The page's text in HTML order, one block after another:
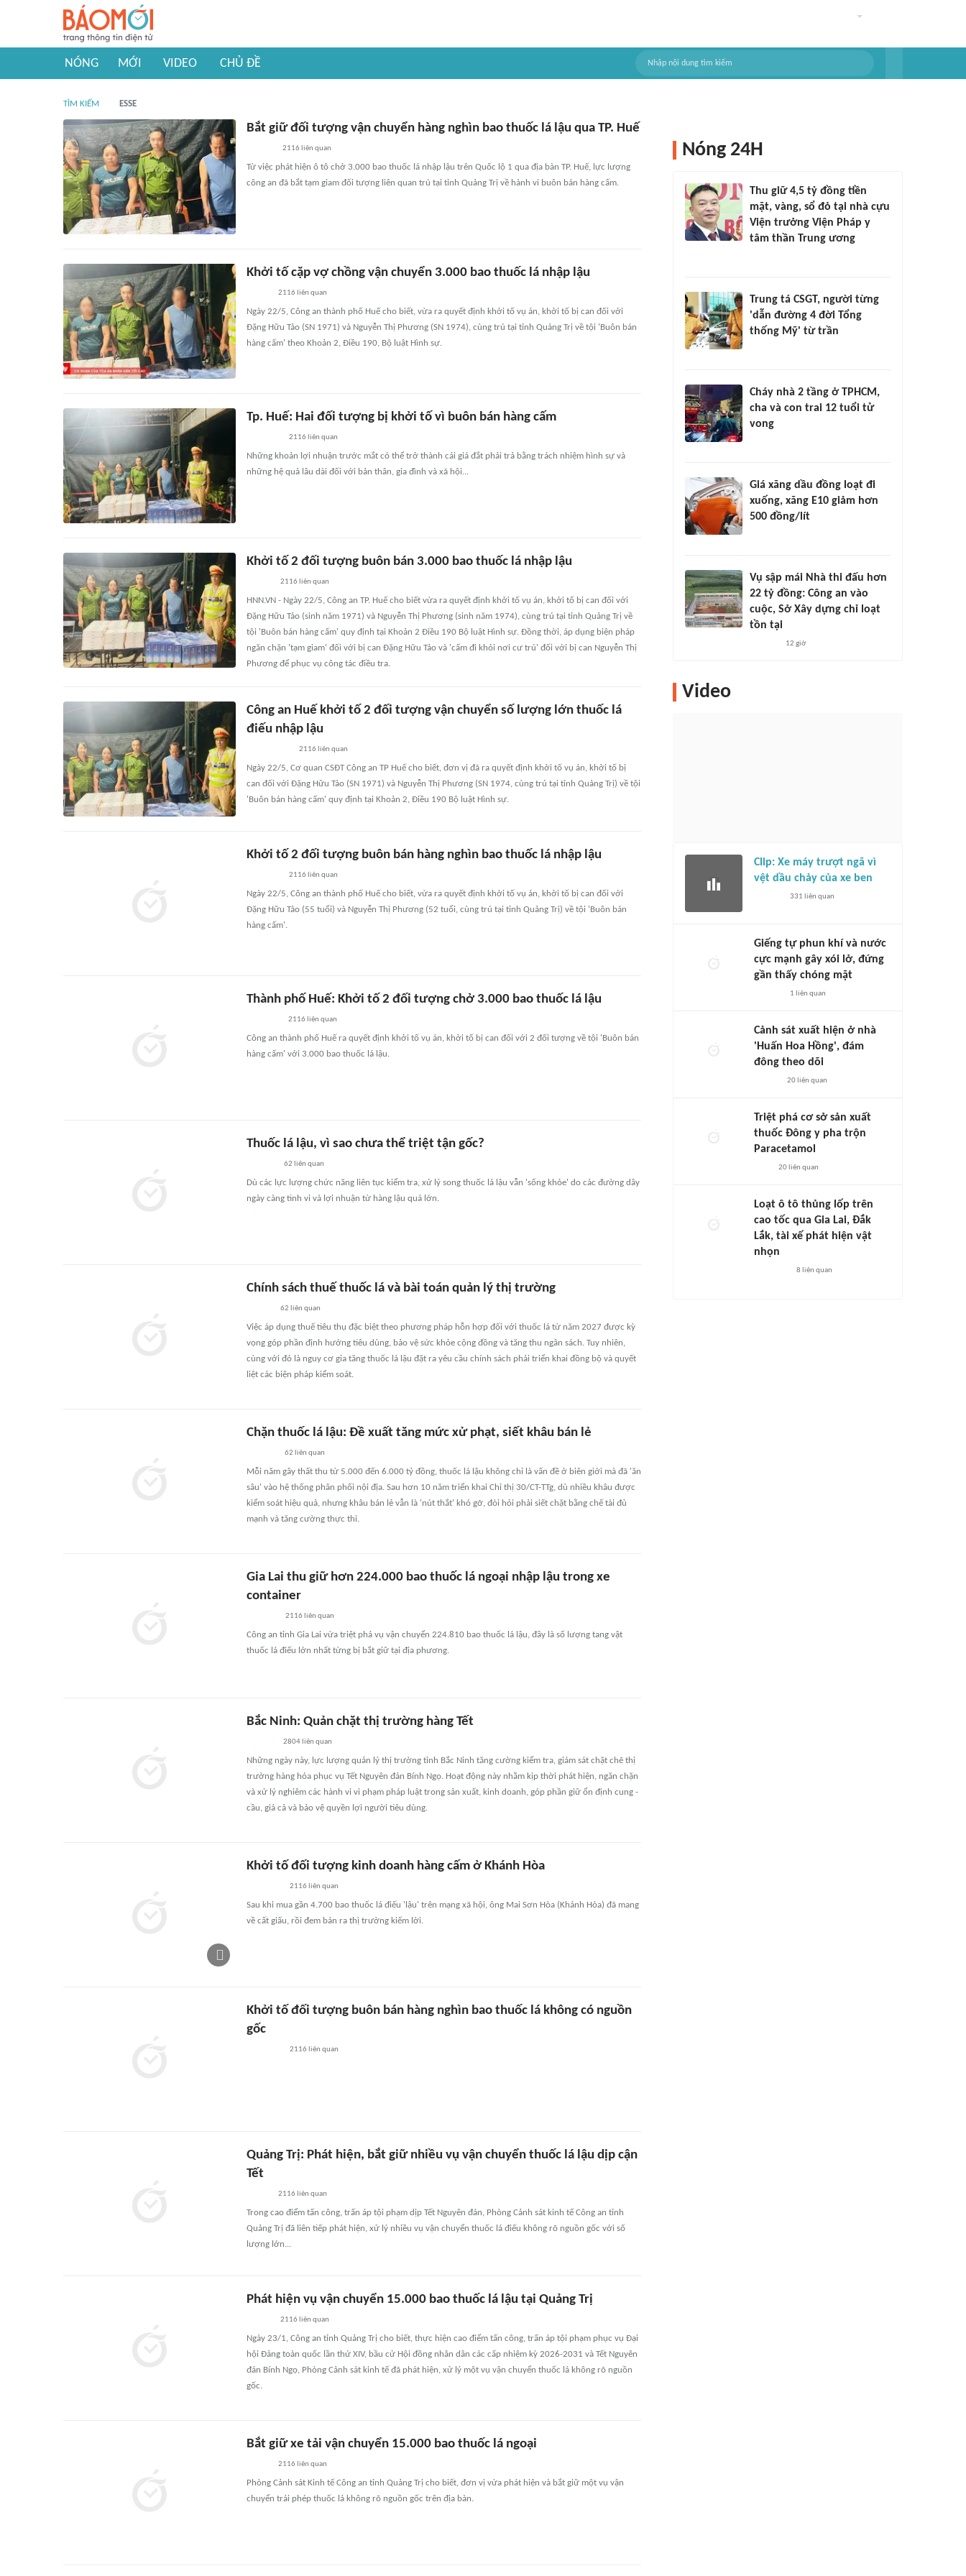
NÓNG MỚI VIDEO CHỦ ĐỀ
TÌM KIẾM ESSE
Bắt giữ đối tượng vận chuyển hàng nghìn bao thuốc lá lậu qua TP. Huế
2116 liên quan
Từ việc phát hiện ô tô chở 3.000 bao thuốc lá nhập lậu trên Quốc lộ 1 qua địa bàn TP. Huế, lực lượng
công an đã bắt tạm giam đối tượng liên quan trú tại tỉnh Quảng Trị về hành vi buôn bán hàng cấm.
Khởi tố cặp vợ chồng vận chuyển 3.000 bao thuốc lá nhập lậu
2116 liên quan
Ngày 22/5, Công an thành phố Huế cho biết, vừa ra quyết định khởi tố vụ án, khởi tố bị can đối với
Đặng Hữu Tảo (SN 1971) và Nguyễn Thị Phương (SN 1974), cùng trú tại tỉnh Quảng Trị về tội 'Buôn bán
hàng cấm' theo Khoản 2, Điều 190, Bộ luật Hình sự.
Tp. Huế: Hai đối tượng bị khởi tố vì buôn bán hàng cấm
2116 liên quan
Những khoản lợi nhuận trước mắt có thể trở thành cái giá đắt phải trả bằng trách nhiệm hình sự và
những hệ quả lâu dài đối với bản thân, gia đình và xã hội...
Khởi tố 2 đối tượng buôn bán 3.000 bao thuốc lá nhập lậu
2116 liên quan
HNN.VN - Ngày 22/5, Công an TP. Huế cho biết vừa ra quyết định khởi tố vụ án, khởi tố bị can đối với
Đặng Hữu Tảo (sinh năm 1971) và Nguyễn Thị Phương (sinh năm 1974), cùng trú tại tỉnh Quảng Trị về
tội 'Buôn bán hàng cấm' quy định tại Khoản 2 Điều 190 Bộ luật Hình sự. Đồng thời, áp dụng biện pháp
ngăn chặn 'tạm giam' đối với bị can Đặng Hữu Tảo và 'cấm đi khỏi nơi cư trú' đối với bị can Nguyễn Thị
Phương để phục vụ công tác điều tra.
Công an Huế khởi tố 2 đối tượng vận chuyển số lượng lớn thuốc lá
điếu nhập lậu
2116 liên quan
Ngày 22/5, Cơ quan CSĐT Công an TP Huế cho biết, đơn vị đã ra quyết định khởi tố vụ án, khởi tố bị
can đối với Đặng Hữu Tảo (SN 1971) và Nguyễn Thị Phương (SN 1974, cùng trú tại tỉnh Quảng Trị) về tội
'Buôn bán hàng cấm' quy định tại Khoản 2, Điều 190 Bộ luật Hình sự.
Khởi tố 2 đối tượng buôn bán hàng nghìn bao thuốc lá nhập lậu
2116 liên quan
Ngày 22/5, Công an thành phố Huế cho biết, vừa ra quyết định khởi tố vụ án, khởi tố bị can đối với
Đặng Hữu Tảo (55 tuổi) và Nguyễn Thị Phương (52 tuổi, cùng trú tại tỉnh Quảng Trị) về tội 'Buôn bán
hàng cấm'.
Thành phố Huế: Khởi tố 2 đối tượng chở 3.000 bao thuốc lá lậu
2116 liên quan
Công an thành phố Huế ra quyết định khởi tố vụ án, khởi tố bị can đối với 2 đối tượng về tội 'Buôn bán
hàng cấm' với 3.000 bao thuốc lá lậu.
Thuốc lá lậu, vì sao chưa thể triệt tận gốc?
62 liên quan
Dù các lực lượng chức năng liên tục kiểm tra, xử lý song thuốc lá lậu vẫn 'sống khỏe' do các đường dây
ngày càng tinh vi và lợi nhuận từ hàng lậu quá lớn.
Chính sách thuế thuốc lá và bài toán quản lý thị trường
62 liên quan
Việc áp dụng thuế tiêu thụ đặc biệt theo phương pháp hỗn hợp đối với thuốc lá từ năm 2027 được kỳ
vọng góp phần định hướng tiêu dùng, bảo vệ sức khỏe cộng đồng và tăng thu ngân sách. Tuy nhiên,
cùng với đó là nguy cơ gia tăng thuốc lá lậu đặt ra yêu cầu chính sách phải triển khai đồng bộ và quyết
liệt các biện pháp kiểm soát.
Chặn thuốc lá lậu: Đề xuất tăng mức xử phạt, siết khâu bán lẻ
62 liên quan
Mỗi năm gây thất thu từ 5.000 đến 6.000 tỷ đồng, thuốc lá lậu không chỉ là vấn đề ở biên giới mà đã 'ăn
sâu' vào hệ thống phân phối nội địa. Sau hơn 10 năm triển khai Chỉ thị 30/CT-TTg, dù nhiều khâu được
kiểm soát hiệu quả, nhưng khâu bán lẻ vẫn là 'nút thắt' khó gỡ, đòi hỏi phải siết chặt bằng chế tài đủ
mạnh và tăng cường thực thi.
Gia Lai thu giữ hơn 224.000 bao thuốc lá ngoại nhập lậu trong xe
container
2116 liên quan
Công an tỉnh Gia Lai vừa triệt phá vụ vận chuyển 224.810 bao thuốc lá lậu, đây là số lượng tang vật
thuốc lá điếu lớn nhất từng bị bắt giữ tại địa phương.
Bắc Ninh: Quản chặt thị trường hàng Tết
2804 liên quan
Những ngày này, lực lượng quản lý thị trường tỉnh Bắc Ninh tăng cường kiểm tra, giám sát chặt chẽ thị
trường hàng hóa phục vụ Tết Nguyên đán Bính Ngọ. Hoạt động này nhằm kịp thời phát hiện, ngăn chặn
và xử lý nghiêm các hành vi vi phạm pháp luật trong sản xuất, kinh doanh, góp phần giữ ổn định cung -
cầu, giá cả và bảo vệ quyền lợi người tiêu dùng.
Khởi tố đối tượng kinh doanh hàng cấm ở Khánh Hòa
2116 liên quan
Sau khi mua gần 4.700 bao thuốc lá điếu 'lậu' trên mạng xã hội, ông Mai Sơn Hòa (Khánh Hòa) đã mang
về cất giấu, rồi đem bán ra thị trường kiếm lời.
Khởi tố đối tượng buôn bán hàng nghìn bao thuốc lá không có nguồn
gốc
2116 liên quan
Quảng Trị: Phát hiện, bắt giữ nhiều vụ vận chuyển thuốc lá lậu dịp cận
Tết
2116 liên quan
Trong cao điểm tấn công, trấn áp tội phạm dịp Tết Nguyên đán, Phòng Cảnh sát kinh tế Công an tỉnh
Quảng Trị đã liên tiếp phát hiện, xử lý nhiều vụ vận chuyển thuốc lá điếu không rõ nguồn gốc với số
lượng lớn...
Phát hiện vụ vận chuyển 15.000 bao thuốc lá lậu tại Quảng Trị
2116 liên quan
Ngày 23/1, Công an tỉnh Quảng Trị cho biết, thực hiện cao điểm tấn công, trấn áp tội phạm phục vụ Đại
hội Đảng toàn quốc lần thứ XIV, bầu cử Hội đồng nhân dân các cấp nhiệm kỳ 2026-2031 và Tết Nguyên
đán Bính Ngọ, Phòng Cảnh sát kinh tế đã phát hiện, xử lý một vụ vận chuyển thuốc lá không rõ nguồn
gốc.
Bắt giữ xe tải vận chuyển 15.000 bao thuốc lá ngoại
2116 liên quan
Phòng Cảnh sát Kinh tế Công an tỉnh Quảng Trị cho biết, đơn vị vừa phát hiện và bắt giữ một vụ vận
chuyển trái phép thuốc lá không rõ nguồn gốc trên địa bàn.
Nóng 24H
Thu giữ 4,5 tỷ đồng tiền
mặt, vàng, sổ đỏ tại nhà cựu
Viện trưởng Viện Pháp y
tâm thần Trung ương
Trung tá CSGT, người từng
'dẫn đường 4 đời Tổng
thống Mỹ' từ trần
Cháy nhà 2 tầng ở TPHCM,
cha và con trai 12 tuổi tử
vong
Giá xăng dầu đồng loạt đi
xuống, xăng E10 giảm hơn
500 đồng/lít
Vụ sập mái Nhà thi đấu hơn
22 tỷ đồng: Công an vào
cuộc, Sở Xây dựng chỉ loạt
tồn tại
12 giờ
Video
Clip: Xe máy trượt ngã vì
vệt dầu chảy của xe ben
331 liên quan
Giếng tự phun khí và nước
cực mạnh gây xói lở, đứng
gần thấy chóng mặt
1 liên quan
Cảnh sát xuất hiện ở nhà
'Huấn Hoa Hồng', đám
đông theo dõi
20liên quan
Triệt phá cơ sở sản xuất
thuốc Đông y pha trộn
Paracetamol
20liên quan
Loạt ô tô thủng lốp trên
cao tốc qua Gia Lai, Đắk
Lắk, tài xế phát hiện vật
nhọn
8 liên quan